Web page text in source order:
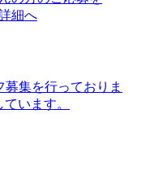
集を行っておりま
います。